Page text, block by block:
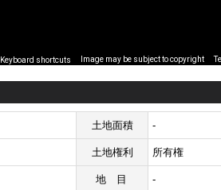
Keyboard shortcuts Image may be subject to copyright
土地面積 -
土地権利 所有権
地目 -